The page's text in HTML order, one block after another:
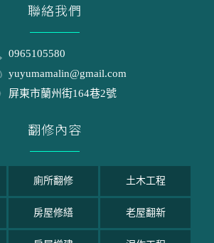
聯絡我們
0965105580
yuyumamalin@gmail.com
屏東市蘭州街164巷2號
翻修內容
廁所翻修 土木工程
房屋修繕 老屋翻新